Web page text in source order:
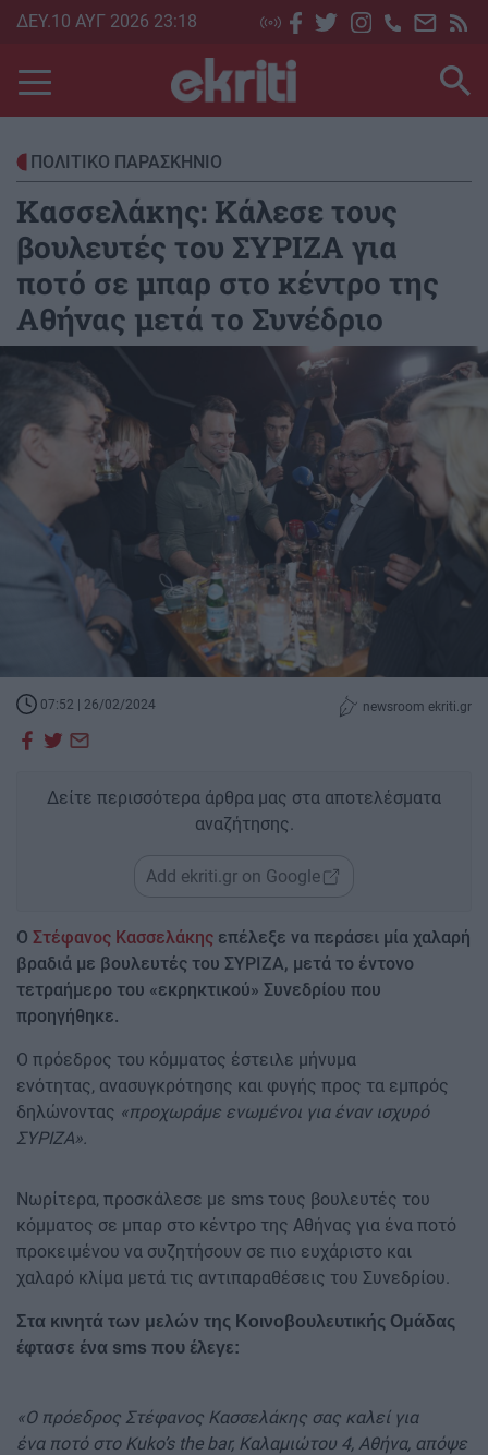
Skip
main
content
ΔΕΥ.10 ΑΥΓ 2026 23:18
ΠΟΛΙΤΙΚΟ ΠΑΡΑΣΚΗΝΙΟ
Κασσελάκης: Κάλεσε τους
βουλευτές του ΣΥΡΙΖΑ για
ποτό σε μπαρ στο κέντρο της
Αθήνας μετά το Συνέδριο
07:52 | 26/02/2024 newsroom ekriti.gr
Δείτε περισσότερα άρθρα μας στα αποτελέσματα
αναζήτησης.
Add ekriti.gr on Google
O Στέφανος Κασσελάκης επέλεξε να περάσει μία χαλαρή
βραδιά με βουλευτές του ΣΥΡΙΖΑ, μετά το έντονο
τετραήμερο του «εκρηκτικού» Συνεδρίου που
προηγήθηκε.
Ο πρόεδρος του κόμματος έστειλε μήνυμα
ενότητας, ανασυγκρότησης και φυγής προς τα εμπρός
δηλώνοντας «προχωράμε ενωμένοι για έναν ισχυρό
ΣΥΡΙΖΑ».
Νωρίτερα, προσκάλεσε με sms τους βουλευτές του
κόμματος σε μπαρ στο κέντρο της Αθήνας για ένα ποτό
προκειμένου να συζητήσουν σε πιο ευχάριστο και
χαλαρό κλίμα μετά τις αντιπαραθέσεις του Συνεδρίου.
Στα κινητά των μελών της Κοινοβουλευτικής Ομάδας
έφτασε ένα sms που έλεγε:
«Ο πρόεδρος Στέφανος Κασσελάκης σας καλεί για
ένα ποτό στο Kuko’s the bar, Καλαμιώτου 4, Αθήνα, απόψε